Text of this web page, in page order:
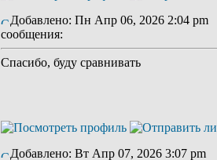
Добавлено: Пн Апр 06, 2026 2:04 pm
сообщения:
Спасибо, буду сравнивать
Добавлено: Вт Апр 07, 2026 3:07 pm